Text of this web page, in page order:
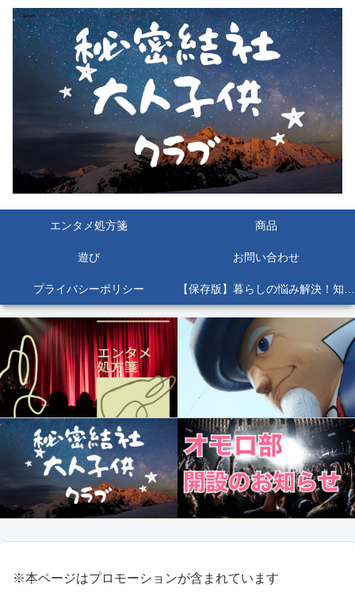
エンタメ処方箋 商品
遊び お問い合わせ
プライバシーポリシー
※本ページはプロモーションが含まれています